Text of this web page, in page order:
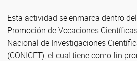
Esta actividad se enmarca dentro
Promoción de Vocaciones
Nacional de Investigaciones
(CONICET), el cual tiene como fin